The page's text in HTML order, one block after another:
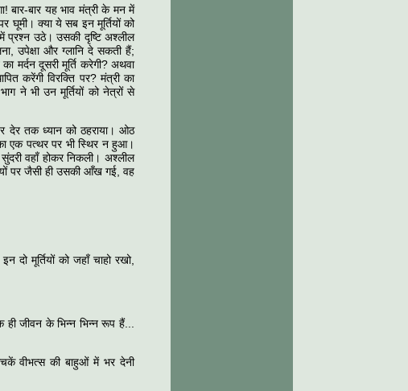
बार-बार यह भाव मंत्री के मन में
घूमी। क्या ये सब इन मूर्तियों को
उठे। उसकी दृष्टि अश्लील
उपेक्षा और ग्लानि दे सकती हैं;
मर्दन दूसरी मूर्ति करेगी? अथवा
करेंगी विरक्ति पर? मंत्री का
ने भी उन मूर्तियों को नेत्रों से
देर तक ध्यान को ठहराया। ओठ
एक पत्थर पर भी स्थिर न हुआ।
वहाँ होकर निकली। अश्लील
पर जैसी ही उसकी आँख गई, वह
दो मूर्तियों को जहाँ चाहो रखो,
ही जीवन के भिन्न भिन्न रूप हैं...
वीभत्स की बाहुओं में भर देनी